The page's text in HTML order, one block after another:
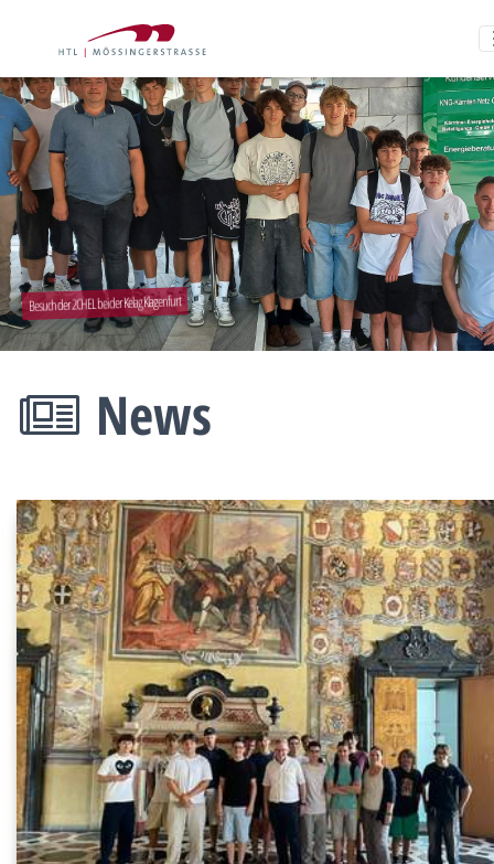
Besuch der 2CHEL bei der Kelag Klagenfurt
News